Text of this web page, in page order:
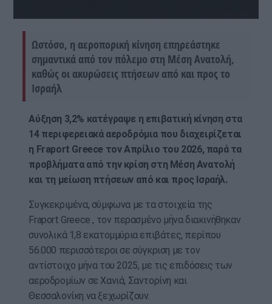
Ωστόσο, η αεροπορική κίνηση επηρεάστηκε
σημαντικά από τον πόλεμο στη Μέση Ανατολή,
καθώς οι ακυρώσεις πτήσεων από και προς το
Ισραήλ
Αύξηση 3,2% κατέγραψε η επιβατική κίνηση στα
14 περιφερειακά αεροδρόμια που διαχειρίζεται
η Fraport Greece τον Απρίλιο του 2026, παρά τα
προβλήματα από την κρίση στη Μέση Ανατολή
και τη μείωση πτήσεων από και προς Ισραήλ.
Συγκεκριμένα, σύμφωνα με τα στοιχεία της
Fraport Greece , τον περασμένο μήνα διακινήθηκαν
συνολικά 1,8 εκατομμύρια επιβάτες, περίπου
56.000 περισσότεροι σε σύγκριση με τον
αντίστοιχο μήνα του 2025, με τις επιδόσεις των
αεροδρομίων σε Χανιά, Σαντορίνη και
Θεσσαλονίκη να ξεχωρίζουν.